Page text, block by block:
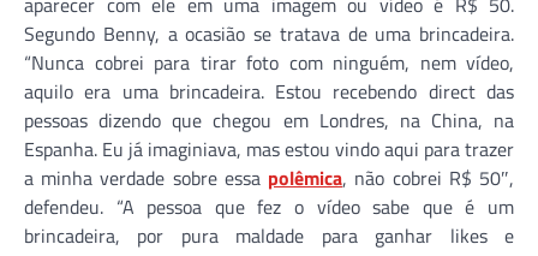
Segundo Benny, a ocasião se tratava de uma brincadeira.
“Nunca cobrei para tirar foto com ninguém, nem vídeo,
aquilo era uma brincadeira. Estou recebendo direct das
pessoas dizendo que chegou em Londres, na China, na
Espanha. Eu já imaginiava, mas estou vindo aqui para trazer
a minha verdade sobre essa polêmica, não cobrei R$ 50″,
defendeu. “A pessoa que fez o vídeo sabe que é um
brincadeira, por pura maldade para ganhar likes e